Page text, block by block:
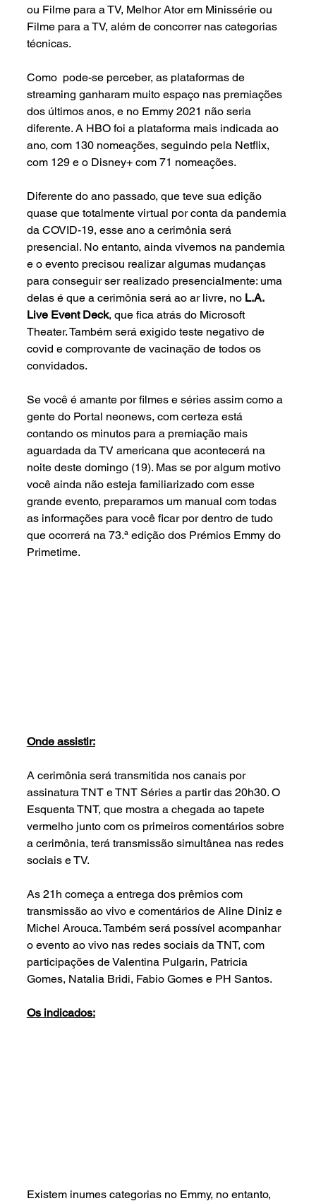
ou Filme para a TV, Melhor Ator em Minissérie ou
Filme para a TV, além de concorrer nas categorias
técnicas.
Como  pode-se perceber, as plataformas de
streaming ganharam muito espaço nas premiações
dos últimos anos, e no Emmy 2021 não seria
diferente. A HBO foi a plataforma mais indicada ao
ano, com 130 nomeações, seguindo pela Netflix,
com 129 e o Disney+ com 71 nomeações.
Diferente do ano passado, que teve sua edição
quase que totalmente virtual por conta da pandemia
da COVID-19, esse ano a cerimônia será
presencial. No entanto, ainda vivemos na pandemia
e o evento precisou realizar algumas mudanças
para conseguir ser realizado presencialmente: uma
delas é que a cerimônia será ao ar livre, no L.A.
Live Event Deck, que fica atrás do Microsoft
Theater. Também será exigido teste negativo de
covid e comprovante de vacinação de todos os
convidados.
Se você é amante por filmes e séries assim como a
gente do Portal neonews, com certeza está
contando os minutos para a premiação mais
aguardada da TV americana que acontecerá na
noite deste domingo (19). Mas se por algum motivo
você ainda não esteja familiarizado com esse
grande evento, preparamos um manual com todas
as informações para você ficar por dentro de tudo
que ocorrerá na 73.ª edição dos Prémios Emmy do
Primetime.
Onde assistir:
A cerimônia será transmitida nos canais por
assinatura TNT e TNT Séries a partir das 20h30. O
Esquenta TNT, que mostra a chegada ao tapete
vermelho junto com os primeiros comentários sobre
a cerimônia, terá transmissão simultânea nas redes
sociais e TV.
As 21h começa a entrega dos prêmios com
transmissão ao vivo e comentários de Aline Diniz e
Michel Arouca. Também será possível acompanhar
o evento ao vivo nas redes sociais da TNT, com
participações de Valentina Pulgarin, Patricia
Gomes, Natalia Bridi, Fabio Gomes e PH Santos.
Os indicados:
Existem inumes categorias no Emmy, no entanto,